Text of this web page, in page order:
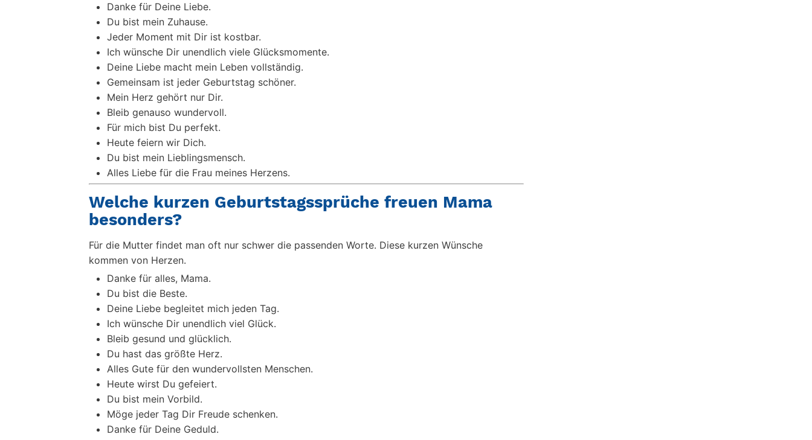
Danke für Deine Liebe.
Du bist mein Zuhause.
Jeder Moment mit Dir ist kostbar.
Ich wünsche Dir unendlich viele Glücksmomente.
Deine Liebe macht mein Leben vollständig.
Gemeinsam ist jeder Geburtstag schöner.
Mein Herz gehört nur Dir.
Bleib genauso wundervoll.
Für mich bist Du perfekt.
Heute feiern wir Dich.
Du bist mein Lieblingsmensch.
Alles Liebe für die Frau meines Herzens.
Welche kurzen Geburtstagssprüche freuen Mama
besonders?
Für die Mutter findet man oft nur schwer die passenden Worte. Diese kurzen Wünsche
kommen von Herzen.
Danke für alles, Mama.
Du bist die Beste.
Deine Liebe begleitet mich jeden Tag.
Ich wünsche Dir unendlich viel Glück.
Bleib gesund und glücklich.
Du hast das größte Herz.
Alles Gute für den wundervollsten Menschen.
Heute wirst Du gefeiert.
Du bist mein Vorbild.
Möge jeder Tag Dir Freude schenken.
Danke für Deine Geduld.